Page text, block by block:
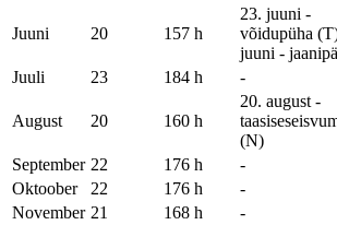
Juuni 20 157 h
23. juuni -
võidupüha
juuni -
Juuli 23 184 h -
August 20 160 h
20. august -
(N)
September 22 176 h -
Oktoober
22 176 h -
November 21 168 h -